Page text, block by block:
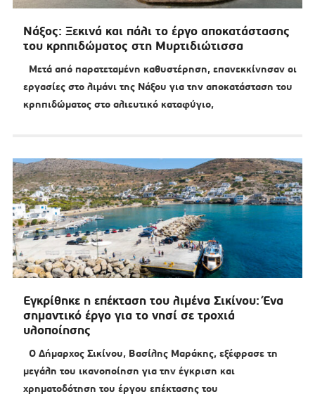
Νάξος: Ξεκινά και πάλι το έργο αποκατάστασης
του κρηπιδώματος στη Μυρτιδιώτισσα
Μετά από παρατεταμένη καθυστέρηση, επανεκκίνησαν οι
εργασίες στο λιμάνι της Νάξου για την αποκατάσταση του
κρηπιδώματος στο αλιευτικό καταφύγιο,
Εγκρίθηκε η επέκταση του λιμένα Σικίνου: Ένα
σημαντικό έργο για το νησί σε τροχιά
υλοποίησης
Ο Δήμαρχος Σικίνου, Βασίλης Μαράκης, εξέφρασε τη
μεγάλη του ικανοποίηση για την έγκριση και
χρηματοδότηση του έργου επέκτασης του